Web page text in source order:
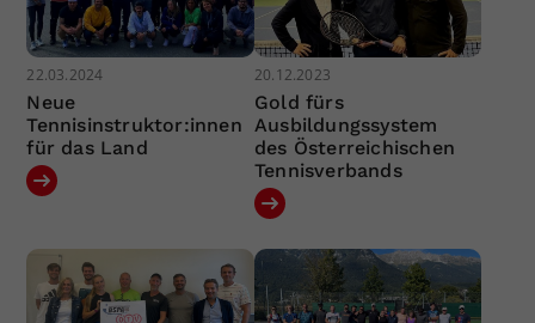
22.03.2024
Neue
Tennisinstruktor:innen
für das Land
20.12.2023
Gold fürs
Ausbildungssystem
des Österreichischen
Tennisverbands